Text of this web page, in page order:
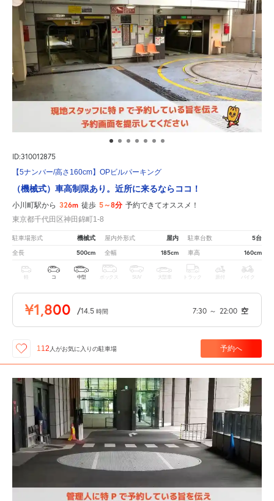
ID:310012875
【5ナンバー/高さ160cm】OPビルパーキング
（機械式）車高制限あり。近所に来るならココ！
小川町駅から 326m 徒歩 5～8分 予約できてオススメ！
東京都千代田区神田錦町1-8
駐車場形式 機械式 屋内外形式 屋内 駐車台数 5台
全長 500cm 全幅 185cm 車高 160cm
軽 コ 中型 ボックス SUV 大型車 トラック 原付 バイク
¥1,800 /14.5 時間 7:30 ～ 22:00 空
112 人がお気に入りの駐車場 予約へ